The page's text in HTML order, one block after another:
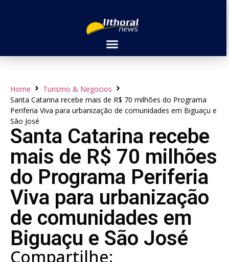
Home
Turismo & Negocios
Santa Catarina recebe mais de R$ 70 milhões do Programa
Periferia Viva para urbanização de comunidades em Biguaçu e
São José
Santa Catarina recebe
mais de R$ 70 milhões
do Programa Periferia
Viva para urbanização
de comunidades em
Biguaçu e São José
Compartilhe: